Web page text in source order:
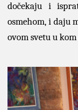
dočekaju i
osmehom, i daju
ovom svetu u